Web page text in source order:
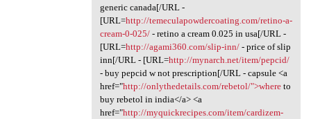
generic canada[/URL -
[URL=http://temeculapowdercoating.com/retino-a-
cream-0-025/- retino a cream 0.025 in usa[/URL -
[URL=http://agami360.com/slip-inn/- price of slip
inn[/URL - [URL=http://mynarch.net/item/pepcid/
- buy pepcid w not prescription[/URL - capsule <a
href="http://onlythedetails.com/rebetol/">whereto
buy rebetol in india</a> <a
href="http://myquickrecipes.com/item/cardizem-